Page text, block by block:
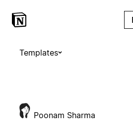
Templates
Poonam Sharma